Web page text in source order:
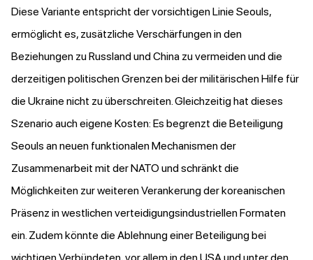
Diese Variante entspricht der vorsichtigen Linie Seouls,
ermöglicht es, zusätzliche Verschärfungen in den
Beziehungen zu Russland und China zu vermeiden und die
derzeitigen politischen Grenzen bei der militärischen Hilfe für
die Ukraine nicht zu überschreiten. Gleichzeitig hat dieses
Szenario auch eigene Kosten: Es begrenzt die Beteiligung
Seouls an neuen funktionalen Mechanismen der
Zusammenarbeit mit der NATO und schränkt die
Möglichkeiten zur weiteren Verankerung der koreanischen
Präsenz in westlichen verteidigungsindustriellen Formaten
ein. Zudem könnte die Ablehnung einer Beteiligung bei
wichtigen Verbündeten, vor allem in den USA und unter den